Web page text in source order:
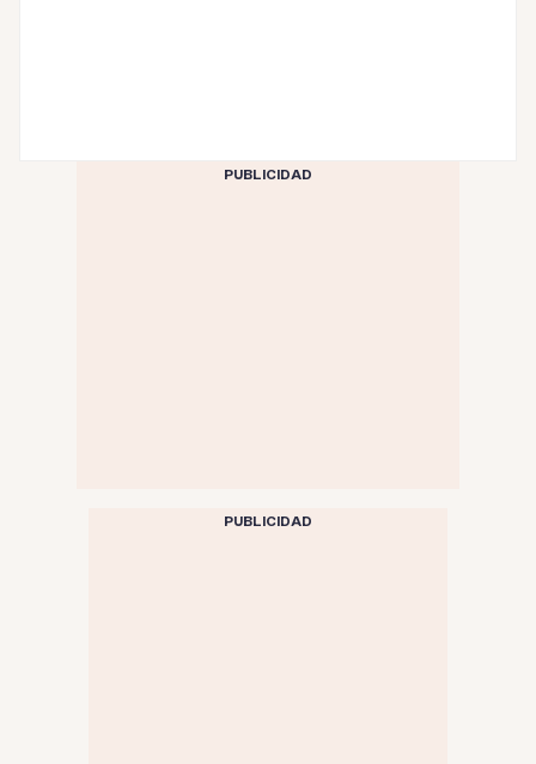
PUBLICIDAD
PUBLICIDAD